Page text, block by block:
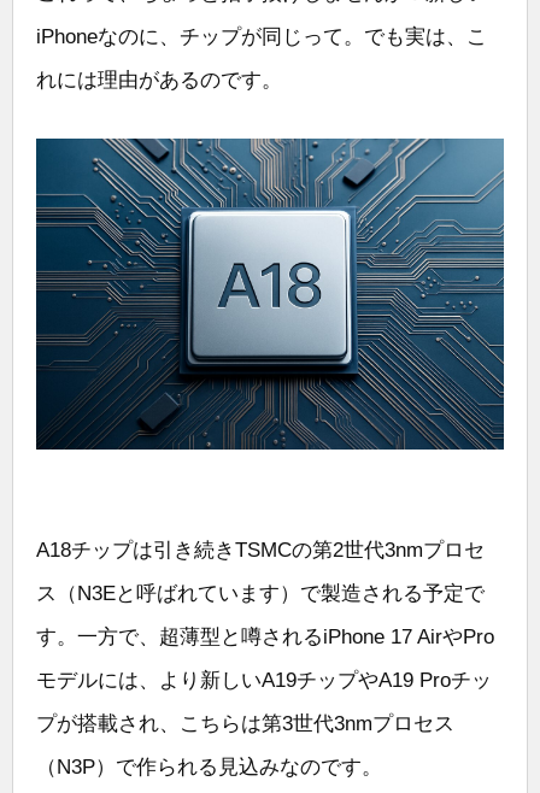
iPhoneなのに、チップが同じって。でも実は、こ
れには理由があるのです。
A18チップは引き続きTSMCの第2世代3nmプロセ
ス（N3Eと呼ばれています）で製造される予定で
す。一方で、超薄型と噂されるiPhone 17 AirやPro
モデルには、より新しいA19チップやA19 Proチッ
プが搭載され、こちらは第3世代3nmプロセス
（N3P）で作られる見込みなのです。